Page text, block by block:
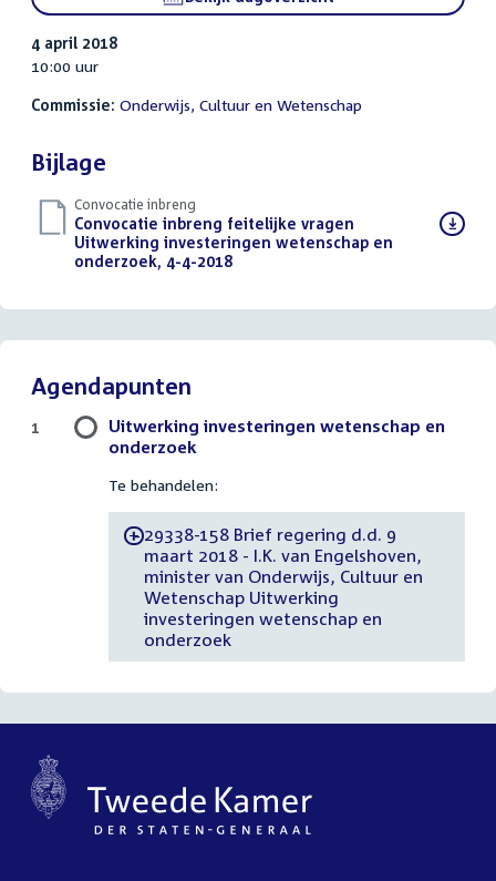
4 april 2018
10:00 uur
Commissie: Onderwijs, Cultuur en Wetenschap
Bijlage
Convocatie inbreng
Download
bestand:
Convocatie inbreng feitelijke vragen
Uitwerking investeringen wetenschap en
onderzoek, 4-4-2018(PDF)
Agendapunten
Uitwerking investeringen wetenschap en
onderzoek
Te behandelen:
-29338-158 Brief regering d.d. 9
maart 2018 - I.K. van Engelshoven,
minister van Onderwijs, Cultuur en
Wetenschap Uitwerking
investeringen wetenschap en
onderzoek
1